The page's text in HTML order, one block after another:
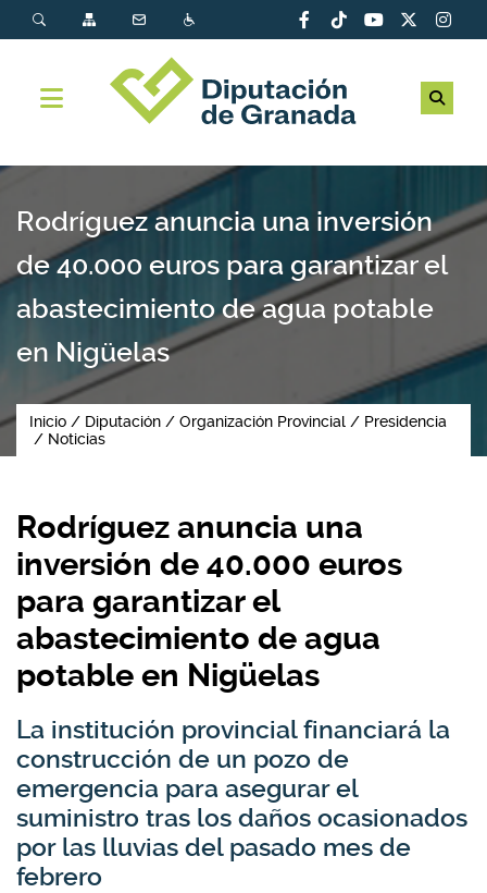
Rodríguez anuncia una inversión
de 40.000 euros para garantizar el
abastecimiento de agua potable
en Nigüelas
Inicio Diputación Organización Provincial
Presidencia
Noticias
Rodríguez anuncia una
inversión de 40.000 euros
para garantizar el
abastecimiento de agua
potable en Nigüelas
La institución provincial financiará la
construcción de un pozo de
emergencia para asegurar el
suministro tras los daños ocasionados
por las lluvias del pasado mes de
febrero